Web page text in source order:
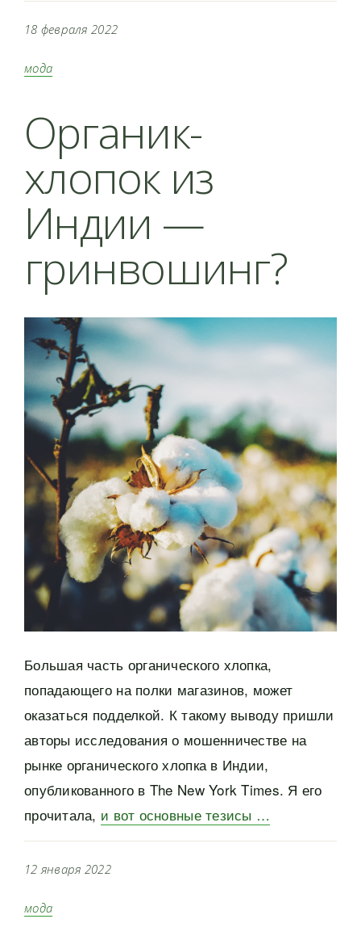
18 февраля 2022
мода
Органик-
хлопок из
Индии —
гринвошинг?
Большая часть органического хлопка,
попадающего на полки магазинов, может
оказаться подделкой. К такому выводу пришли
авторы исследования о мошенничестве на
рынке органического хлопка в Индии,
опубликованного в The New York Times. Я его
прочитала, и вот основные тезисы …
12 января 2022
мода